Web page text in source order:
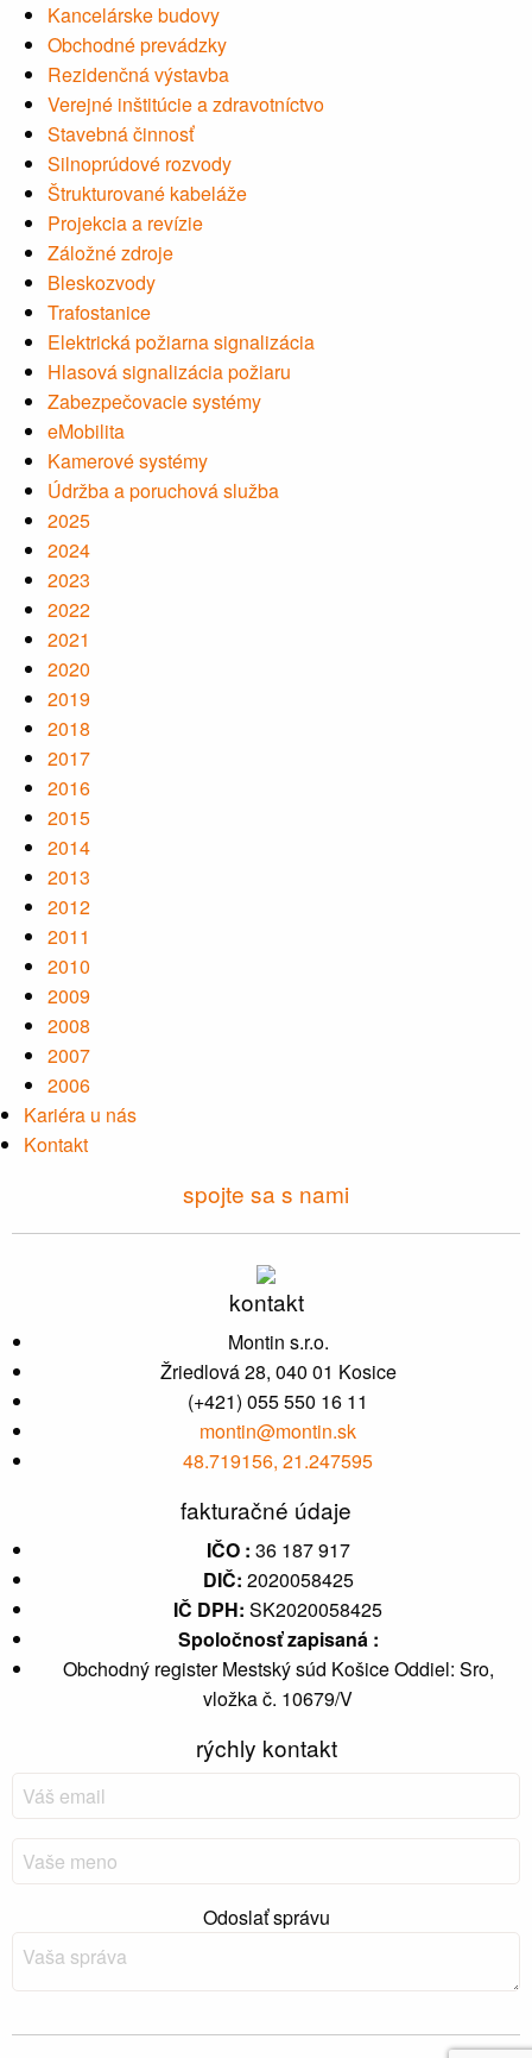
Kancelárske budovy
Obchodné prevádzky
Rezidenčná výstavba
Verejné inštitúcie a zdravotníctvo
Stavebná činnosť
Silnoprúdové rozvody
Štrukturované kabeláže
Projekcia a revízie
Záložné zdroje
Bleskozvody
Trafostanice
Elektrická požiarna signalizácia
Hlasová signalizácia požiaru
Zabezpečovacie systémy
eMobilita
Kamerové systémy
Údržba a poruchová služba
2025
2024
2023
2022
2021
2020
2019
2018
2017
2016
2015
2014
2013
2012
2011
2010
2009
2008
2007
2006
Kariéra u nás
Kontakt
spojte sa s nami
kontakt
Montin s.r.o.
Žriedlová 28, 040 01 Kosice
(+421) 055 550 16 11
montin@montin.sk
48.719156, 21.247595
fakturačné údaje
IČO : 36 187 917
DIČ: 2020058425
IČ DPH: SK2020058425
Spoločnosť zapisaná :
Obchodný register Mestský súd Košice Oddiel: Sro,
vložka č. 10679/V
rýchly kontakt
Odoslať správu